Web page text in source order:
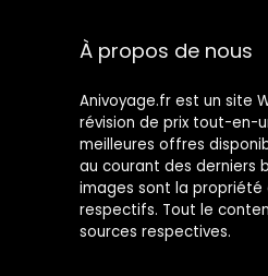
À propos de nous
Anivoyage.fr est un site
révision de prix tout-en-
meilleures offres
au courant des derniers
images sont la propriété
respectifs. Tout le
sources respectives.